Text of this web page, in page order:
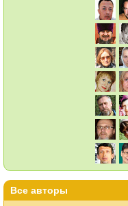
Все авторы